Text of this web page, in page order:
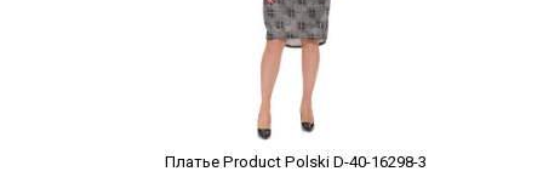
Платье Product Polski D-40-16298-3